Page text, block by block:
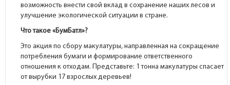
возможность внести свой вклад в сохранение наших лесов и
улучшение экологической ситуации в стране.
Что такое «БумБатл»?
Это акция по сбору макулатуры, направленная на сокращение
потребления бумаги и формирование ответственного
отношения к отходам. Представьте: 1 тонна макулатуры спасает
от вырубки 17 взрослых деревьев!